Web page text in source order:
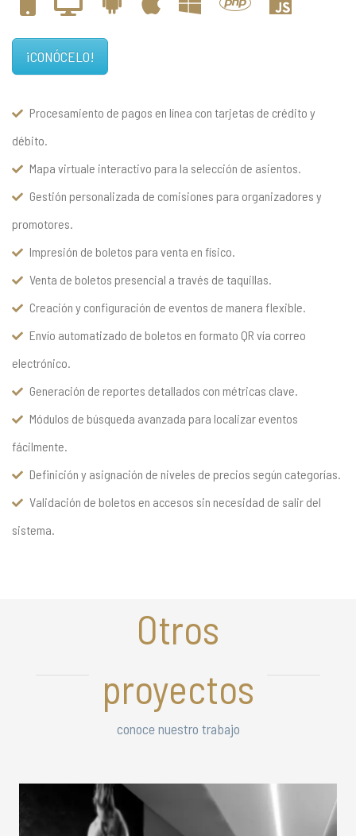
¡CONÓCELO!
Procesamiento de pagos en línea con tarjetas de crédito y
débito.
Mapa virtuale interactivo para la selección de asientos.
Gestión personalizada de comisiones para organizadores y
promotores.
Impresión de boletos para venta en físico.
Venta de boletos presencial a través de taquillas.
Creación y configuración de eventos de manera flexible.
Envío automatizado de boletos en formato QR vía correo
electrónico.
Generación de reportes detallados con métricas clave.
Módulos de búsqueda avanzada para localizar eventos
fácilmente.
Definición y asignación de niveles de precios según categorías.
Validación de boletos en accesos sin necesidad de salir del
sistema.
Otros
proyectos
conoce nuestro trabajo